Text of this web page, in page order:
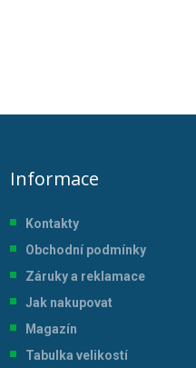
Informace
Kontakty
Obchodní podmínky
Záruky a reklamace
Jak nakupovat
Magazín
Tabulka velikostí